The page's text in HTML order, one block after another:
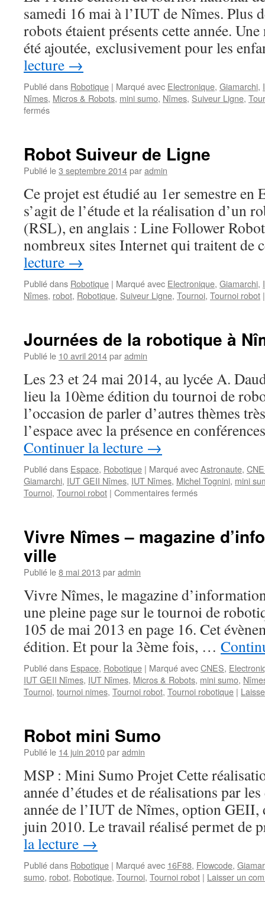
et
22
mai
samedi 16 mai à l’IUT de Nîmes. Plus
robots étaient présents cette année.
été ajoutée, exclusivement pour les
lecture →
Publié dans Robotique | Marqué avec Electronique, Giamarchi,
Nîmes, Micros & Robots, mini sumo, Nîmes, Suiveur Ligne,
ferméssur
Robotique
Robot Suiveur de Ligne
Publié le3 septembre 2014paradmin
Ce projet est étudié au 1er semestre
s’agit de l’étude et la réalisation d’un
(RSL), en anglais : Line Follower
nombreux sites Internet qui traitent
lecture →
Publié dans Robotique | Marqué avec Electronique, Giamarchi,
Nîmes, robot, Robotique, Suiveur Ligne, Tournoi, Tournoi robot |
Journées de la robotique à
Publié le 10 avril 2014paradmin
Les 23 et 24 mai 2014, au lycée A.
lieu la 10ème édition du tournoi de
l’occasion de parler d’autres thèmes
l’espace avec la présence en
Continuer la lecture →
Publié dans Espace, Robotique | Marqué avecAstronaute,
Giamarchi, IUT GEII Nîmes, IUT Nîmes, Michel Tognini, mini
Tournoi, Tournoi robot | Commentaires ferméssur
robotique
Vivre Nîmes – magazine
ville
Publié le8 mai 2013 paradmin
Vivre Nîmes, le magazine
une pleine page sur le tournoi de
105 de mai 2013 en page 16. Cet
édition. Et pour la 3ème fois, …
Publié dans Espace, Robotique | Marqué avecCNES,
IUT GEII Nîmes, IUT Nîmes, Micros & Robots, mini sumo,
Tournoi, tournoi nimes, Tournoi robot, Tournoi robotique |
Robot mini Sumo
Publié le 14 juin 2010paradmin
MSP : Mini Sumo Projet Cette
année d’études et de réalisations par
année de l’IUT de Nîmes, option GEII,
juin 2010. Le travail réalisé permet
la lecture →
Publié dans Robotique | Marqué avec 16F88, Flowcode,
sumo, robot, Robotique, Tournoi, Tournoi robot | Laisser un